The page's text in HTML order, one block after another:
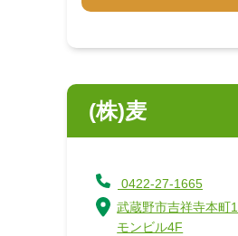
(株)麦
0422-27-1665
武蔵野市吉祥寺本
モンビル4F